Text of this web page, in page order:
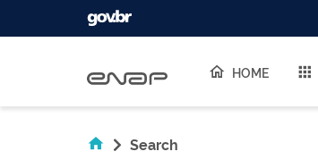
HOME
Search